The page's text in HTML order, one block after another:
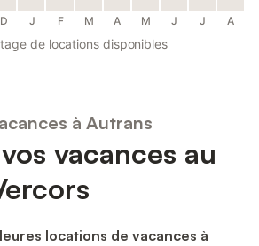
D J F M A M J J A
de locations disponibles
à Autrans
vacances au
locations de vacances à